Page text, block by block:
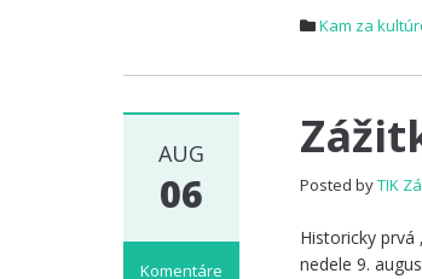
7.
august
2026
Kam za
AUG
06
Komentáre
Posted byTIK
Historicky prvá
nedele 9.